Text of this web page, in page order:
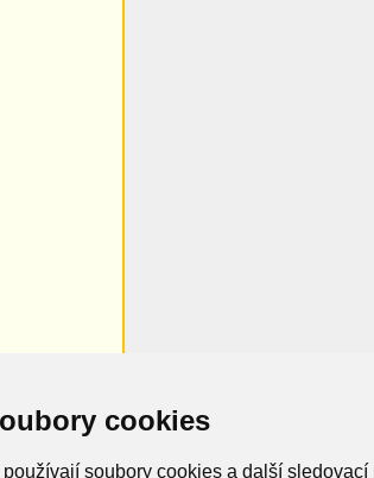
cookies
soubory cookies a další sledovací